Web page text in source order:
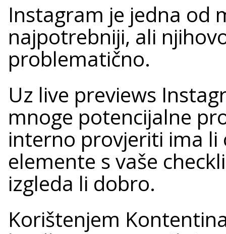
Instagram je jedna od
najpotrebniji, ali
problematično.
Uz live previews
mnoge potencijalne
interno provjeriti ima li
elemente s vaše
izgleda li dobro.
Korištenjem